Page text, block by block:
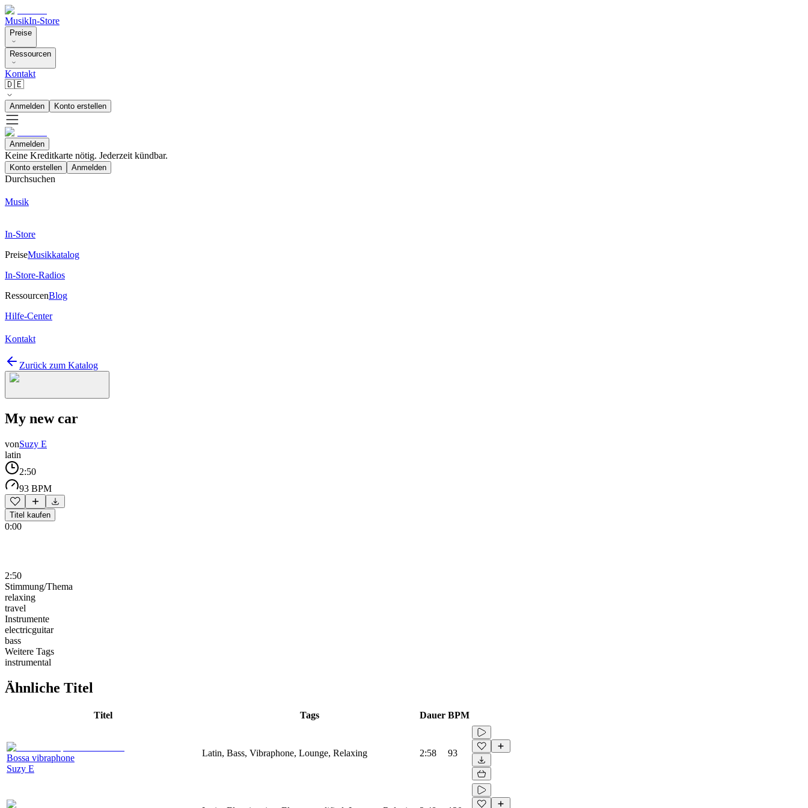
MusikIn-Store
Preise
Ressourcen
Kontakt
🇩🇪
Anmelden Konto erstellen
Anmelden
Keine Kreditkarte nötig. Jederzeit kündbar.
Konto erstellen Anmelden
Durchsuchen
Musik
In-Store
PreiseMusikkatalog
In-Store-Radios
RessourcenBlog
Hilfe-Center
Kontakt
Zurück zum Katalog
My new car
vonSuzy E
latin
2:50
93 BPM
Titel kaufen
0:00
2:50
Stimmung/Thema
relaxing
travel
Instrumente
electricguitar
bass
Weitere Tags
instrumental
Ähnliche Titel
Titel Tags Dauer BPM
Bossa vibraphone
Suzy E
Latin, Bass, Vibraphone, Lounge, Relaxing 2:58 93